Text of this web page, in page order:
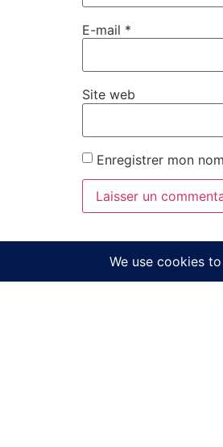
E-mail *
Site web
Enregistrer mon